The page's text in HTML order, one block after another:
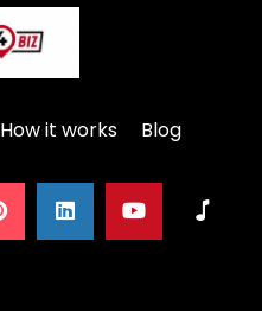
How it works Blog